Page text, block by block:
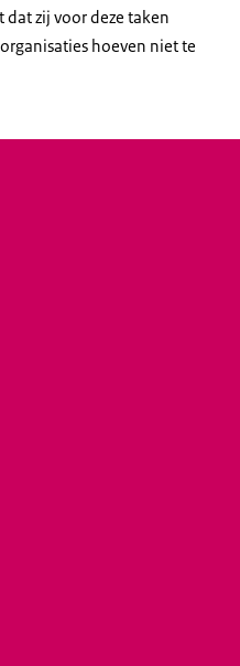
zij voor deze taken
hoeven niet te